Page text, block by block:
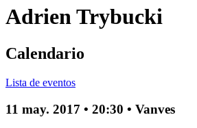
AdrienTrybucki
Calendario
Lista de eventos
11 may. 2017 • 20:30 • Vanves